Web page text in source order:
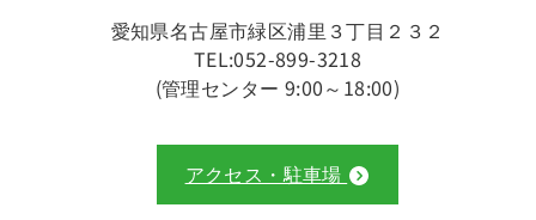
愛知県名古屋市緑区浦里３丁目２３２
TEL:052-899-3218
(管理センター 9:00～18:00)
アクセス・駐車場